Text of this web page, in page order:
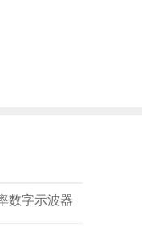
数字示波器